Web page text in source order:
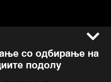
со одбирање на
подолу
Facebook
Instagram